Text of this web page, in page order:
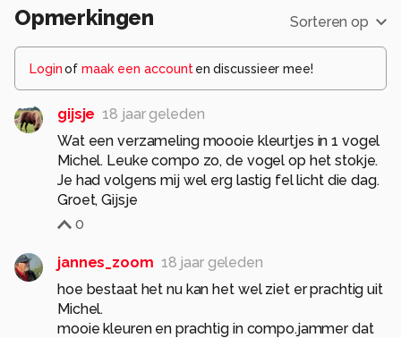
Opmerkingen Sorteren op
Loginof maak een account en discussieer mee!
gijsje 18 jaar geleden
Wat een verzameling moooie kleurtjes in 1 vogel
Michel. Leuke compo zo, de vogel op het stokje.
Je had volgens mij wel erg lastig fel licht die dag.
Groet, Gijsje
0
jannes_zoom 18 jaar geleden
hoe bestaat het nu kan het wel ziet er prachtig uit
Michel.
mooie kleuren en prachtig in compo.jammer dat